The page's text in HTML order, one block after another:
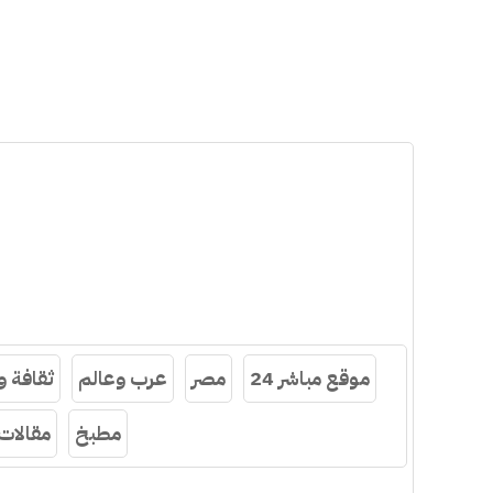
موقع مباشر 24 مصر عرب وعالم
مطبخ